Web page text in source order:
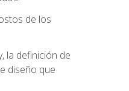
de los
la definición de
diseño que